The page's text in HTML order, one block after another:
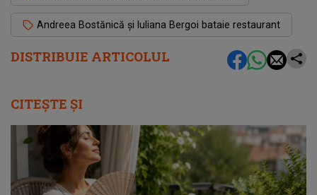
DISTRIBUIE ARTICOLUL
Andreea Bostănică și Iuliana Bergoi bataie restaurant
CITEȘTE ȘI